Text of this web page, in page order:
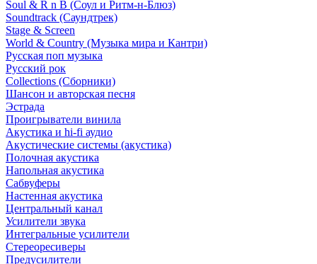
Soul & R n B (Соул и Ритм-н-Блюз)
Soundtrack (Саундтрек)
Stage & Screen
World & Country (Музыка мира и Кантри)
Русская поп музыка
Русский рок
Сollections (Сборники)
Шансон и авторская песня
Эстрада
Проигрыватели винила
Акустика и hi-fi аудио
Акустические системы (акустика)
Полочная акустика
Напольная акустика
Сабвуферы
Настенная акустика
Центральный канал
Усилители звука
Интегральные усилители
Стереоресиверы
Предусилители